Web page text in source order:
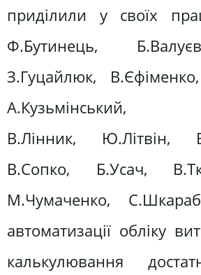
приділили у своїх
Ф.Бутинець,
З.Гуцайлюк,
А.Кузьмінський,
В.Лінник, Ю.Літвін,
В.Сопко, Б.Усач,
М.Чумаченко,
автоматизації обліку
калькулювання